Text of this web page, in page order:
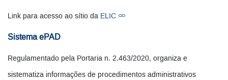
Link para acesso ao sítio da ELIC
Sistema ePAD
Regulamentado pela Portaria n. 2.463/2020, organiza e
sistematiza informações de procedimentos administrativos